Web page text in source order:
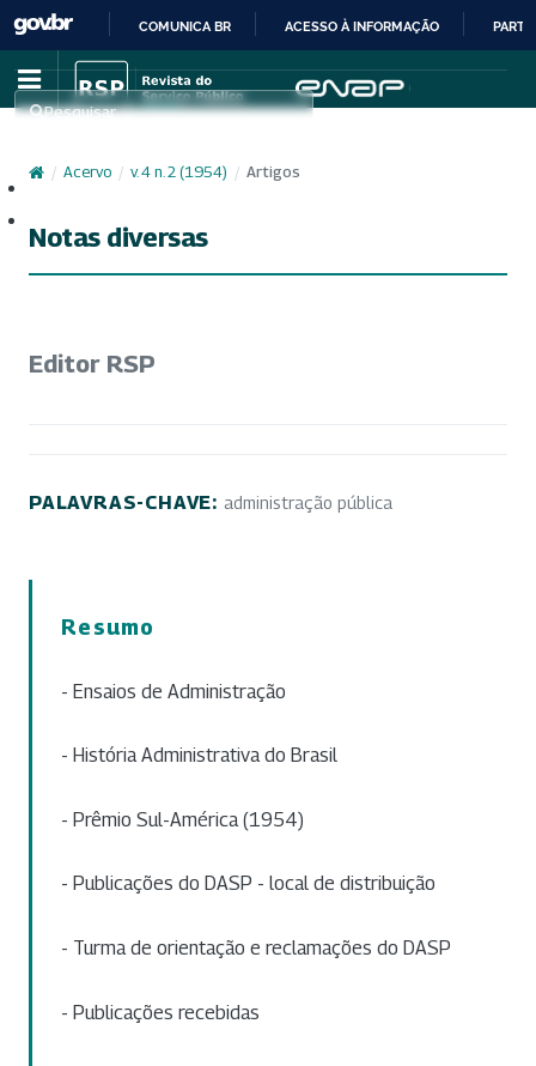
IR
PARA
CONTEÚDO
COMUNICA BR ACESSO À INFORMAÇÃO
Pesquisar
/ Acervo / v. 4 n. 2 (1954) / Artigos
Notas diversas
Editor RSP
PALAVRAS-CHAVE: administração pública
Resumo
- Ensaios de Administração
- História Administrativa do Brasil
- Prêmio Sul-América (1954)
- Publicações do DASP - local de distribuição
- Turma de orientação e reclamações do DASP
- Publicações recebidas